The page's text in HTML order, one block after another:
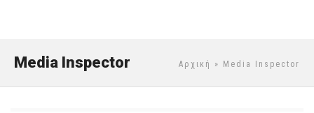
Αρχική » Media Inspector
Media Inspector